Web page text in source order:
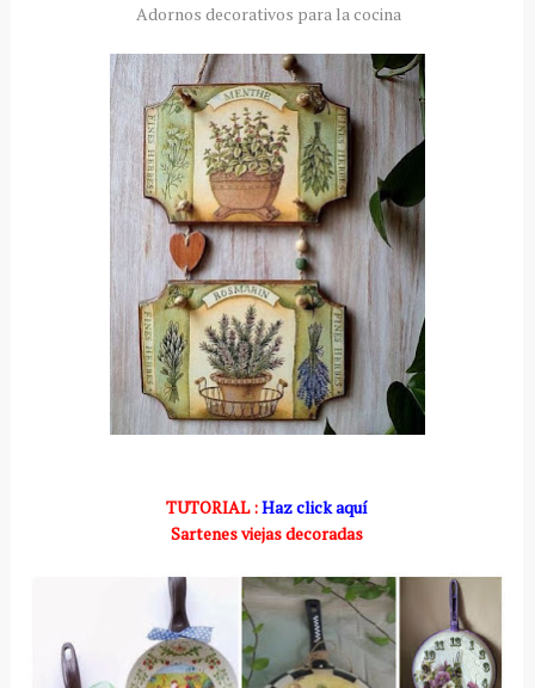
Adornos decorativos para la cocina
TUTORIAL :Haz click aquí
Sartenes viejas decoradas